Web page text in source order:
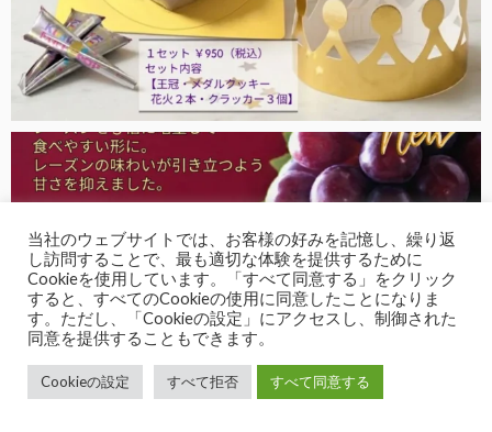
当社のウェブサイトでは、お客様の好みを記憶し、繰り返
し訪問することで、最も適切な体験を提供するために
Cookieを使用しています。「すべて同意する」をクリック
すると、すべてのCookieの使用に同意したことになりま
す。ただし、「Cookieの設定」にアクセスし、制御された
同意を提供することもできます。
Cookieの設定 すべて拒否 すべて同意する